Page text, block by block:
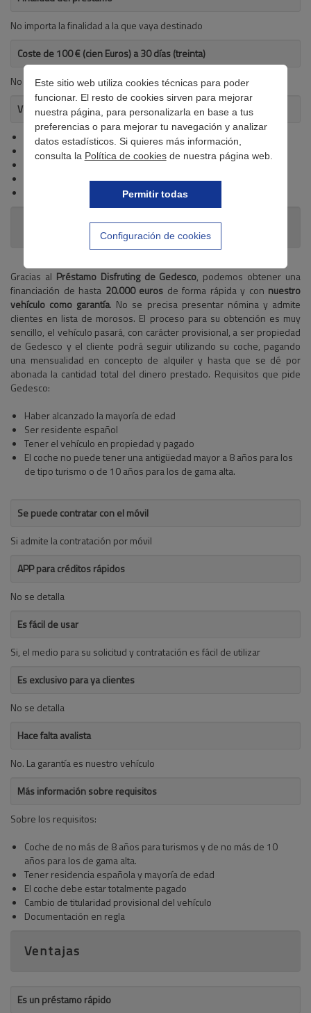
Este sitio web utiliza cookies técnicas para poder
funcionar. El resto de cookies sirven para mejorar
nuestra página, para personalizarla en base a tus
preferencias o para mejorar tu navegación y analizar
datos estadísticos. Si quieres más información,
consulta la Política de cookiesde nuestra página web.
Permitir todas
Configuración de cookies
No importa la finalidad a la que vaya destinado
Coste de 100 € (cien Euros) a 30 días (treinta)
No se detalla
Ventajas del crédito
Disponibilidad inmediata de 20.000 €
Sin presentar nómina
Nuestro coche es la garantía
Proceso online 100%
Admite clientes en lista ASNEF
Requisitos
Gracias al Préstamo Disfruting de Gedesco, podemos obtener una
financiación de hasta 20.000 euros de forma rápida y con nuestro
vehículo como garantía. No se precisa presentar nómina y admite
clientes en lista de morosos. El proceso para su obtención es muy
sencillo, el vehículo pasará, con carácter provisional, a ser propiedad
de Gedesco y el cliente podrá seguir utilizando su coche, pagando
una mensualidad en concepto de alquiler y hasta que se dé por
abonada la cantidad total del dinero prestado. Requisitos que pide
Gedesco:
Haber alcanzado la mayoría de edad
Ser residente español
Tener el vehículo en propiedad y pagado
El coche no puede tener una antigüedad mayor a 8 años para los
de tipo turismo o de 10 años para los de gama alta.
Se puede contratar con el móvil
Si admite la contratación por móvil
APP para créditos rápidos
No se detalla
Es fácil de usar
Si, el medio para su solicitud y contratación es fácil de utilizar
Es exclusivo para ya clientes
No se detalla
Hace falta avalista
No. La garantía es nuestro vehículo
Más información sobre requisitos
Sobre los requisitos:
Coche de no más de 8 años para turismos y de no más de 10
años para los de gama alta.
Tener residencia española y mayoría de edad
El coche debe estar totalmente pagado
Cambio de titularidad provisional del vehículo
Documentación en regla
Ventajas
Es un préstamo rápido